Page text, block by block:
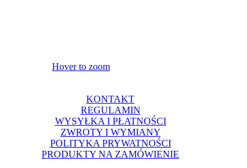
Hover to zoom
KONTAKT
REGULAMIN
WYSYŁKA I PŁATNOŚCI
ZWROTY I WYMIANY
POLITYKA PRYWATNOŚCI
PRODUKTY NA ZAMÓWIENIE